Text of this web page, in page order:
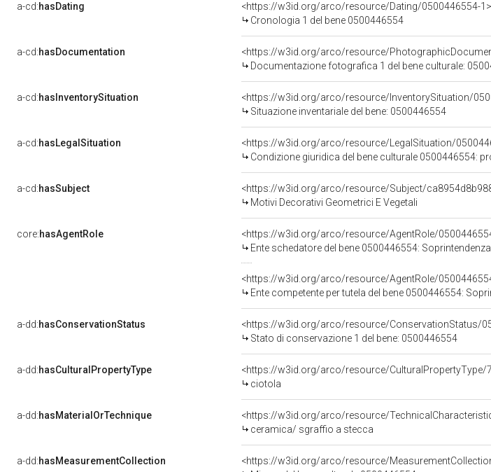
a-cd:hasDating
<https://w3id.org/arco/resource/Dating/0500446554-1>
Cronologia 1 del bene 0500446554
a-cd:hasDocumentation
<https://w3id.org/arco/resource/
Documentazione fotografica 1 del bene culturale:
a-cd:hasInventorySituation
<https://w3id.org/arco/resource/InventorySituation/
Situazione inventariale del bene: 0500446554
a-cd:hasLegalSituation
<https://w3id.org/arco/resource/LegalSituation/
Condizione giuridica del bene culturale 0500446554:
a-cd:hasSubject
<https://w3id.org/arco/resource/Subject/
Motivi Decorativi Geometrici E Vegetali
core:hasAgentRole
<https://w3id.org/arco/resource/AgentRole/
Ente schedatore del bene 0500446554:
<https://w3id.org/arco/resource/AgentRole/
Ente competente per tutela del bene 0500446554: Soprintendenza
a-dd:hasConservationStatus
<https://w3id.org/arco/resource/ConservationStatus/
Stato di conservazione 1 del bene: 0500446554
a-dd:hasCulturalPropertyType
<https://w3id.org/arco/resource/
ciotola
a-dd:hasMaterialOrTechnique
<https://w3id.org/arco/resource/
ceramica/ sgraffio a stecca
a-dd:hasMeasurementCollection
<https://w3id.org/arco/resource/